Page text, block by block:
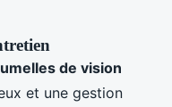
de vision
et une gestion